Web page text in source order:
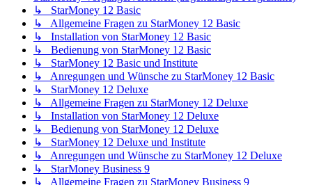
↳ StarMoney 12 Basic
↳ Allgemeine Fragen zu StarMoney 12 Basic
↳ Installation von StarMoney 12 Basic
↳ Bedienung von StarMoney 12 Basic
↳ StarMoney 12 Basic und Institute
↳ Anregungen und Wünsche zu StarMoney 12 Basic
↳ StarMoney 12 Deluxe
↳ Allgemeine Fragen zu StarMoney 12 Deluxe
↳ Installation von StarMoney 12 Deluxe
↳ Bedienung von StarMoney 12 Deluxe
↳ StarMoney 12 Deluxe und Institute
↳ Anregungen und Wünsche zu StarMoney 12 Deluxe
↳ StarMoney Business 9
↳ Allgemeine Fragen zu StarMoney Business 9